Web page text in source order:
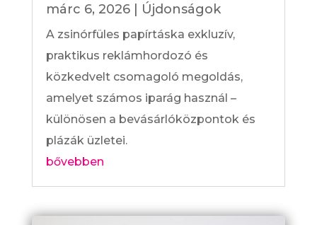
márc 6, 2026| Újdonságok
A zsinórfüles papírtáska exkluzív,
praktikus reklámhordozó és
közkedvelt csomagoló megoldás,
amelyet számos iparág használ –
különösen a bevásárlóközpontok és
plázák üzletei.
bővebben